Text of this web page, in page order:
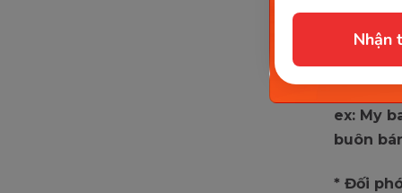
Nhận
* Bán
ex: My
buôn
* Đối